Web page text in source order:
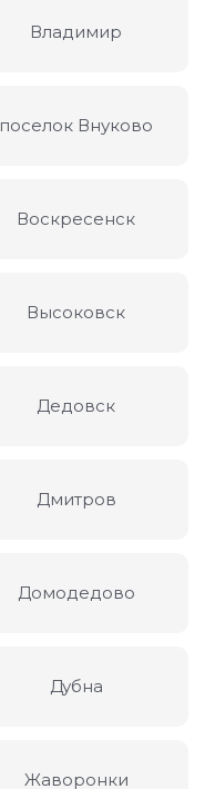
Владимир
поселок Внуково
Воскресенск
Высоковск
Дедовск
Дмитров
Домодедово
Дубна
Жаворонки